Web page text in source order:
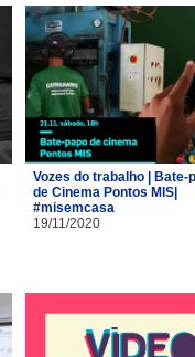
Vozes do trabalho | Bate-
de Cinema Pontos MIS|
#misemcasa
19/11/2020